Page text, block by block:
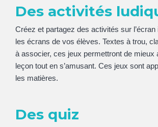
Des activités
Créez et partagez des activités sur
les écrans de vos élèves. Textes à trou,
à associer, ces jeux permettront de mieux
leçon tout en s’amusant. Ces jeux sont
les matières.
Des quiz